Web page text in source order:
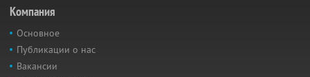
Компания
Основное
Публикации о нас
Вакансии